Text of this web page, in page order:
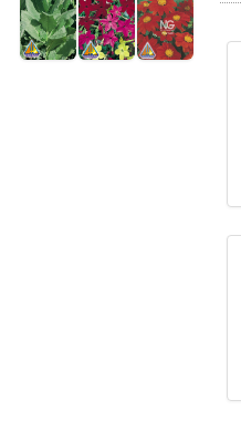
Валяння / фелтинг / м'яка
іграшка
Декупаж / розпис /